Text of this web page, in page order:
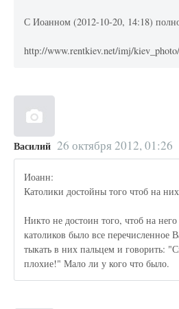
С Иоанном (2012-10-20, 14:18)
http://www.rentkiev.net/imj/
Василий 26 октября 2012, 01:26
Иоанн:
Католики достойны того чтоб на
Никто не достоин того, чтоб на
католиков было все перечисленное
тыкать в них пальцем и говорить:
плохие!" Мало ли у кого что было.